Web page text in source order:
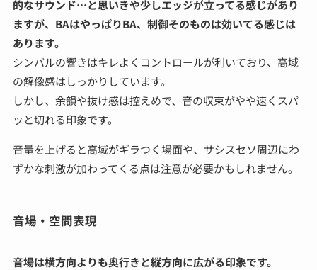
的なサウンド…と思いきや少しエッジが立ってる感じがあり
ますが、BAはやっぱりBA、制御そのものは効いてる感じは
あります。
シンバルの響きはキレよくコントロールが利いており、高域
の解像感はしっかりしています。
しかし、余韻や抜け感は控えめで、音の収束がやや速くスパ
ッと切れる印象です。
音量を上げると高域がギラつく場面や、サシスセソ周辺にわ
ずかな刺激が加わってくる点は注意が必要かもしれません。
音場・空間表現
音場は横方向よりも奥行きと縦方向に広がる印象です。